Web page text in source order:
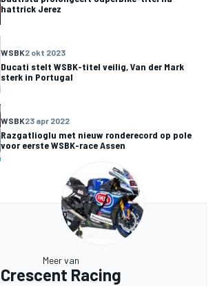
hattrick Jerez
WSBK2 okt 2023
Ducati stelt WSBK-titel veilig, Van der Mark
sterk in Portugal
WSBK23 apr 2022
Razgatlioglu met nieuw ronderecord op pole
voor eerste WSBK-race Assen
Meer van
Crescent Racing